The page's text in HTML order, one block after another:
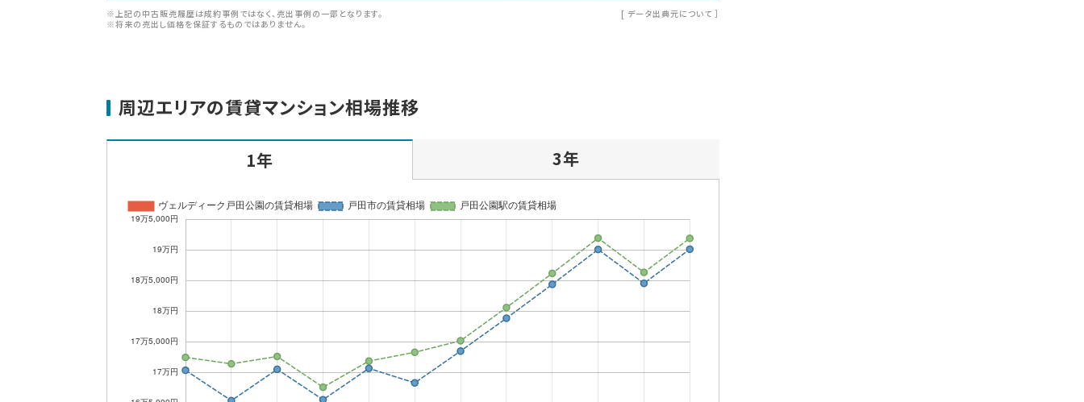
※上記の中古販売履歴は成約事例ではなく、売出事例の一部となります。
※将来の売出し価格を保証するものではありません。
[ データ出典元について ］
周辺エリアの賃貸マンション相場推移
1年 3年